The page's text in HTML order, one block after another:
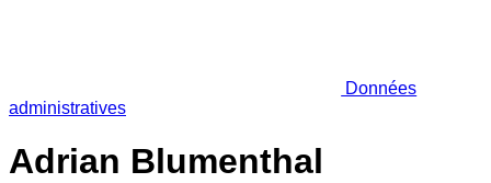
Données
administratives
Adrian Blumenthal